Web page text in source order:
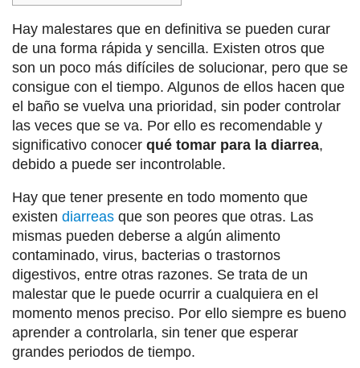
Hay malestares que en definitiva se pueden curar
de una forma rápida y sencilla. Existen otros que
son un poco más difíciles de solucionar, pero que se
consigue con el tiempo. Algunos de ellos hacen que
el baño se vuelva una prioridad, sin poder controlar
las veces que se va. Por ello es recomendable y
significativo conocer qué tomar para la diarrea,
debido a puede ser incontrolable.
Hay que tener presente en todo momento que
existen diarreas que son peores que otras. Las
mismas pueden deberse a algún alimento
contaminado, virus, bacterias o trastornos
digestivos, entre otras razones. Se trata de un
malestar que le puede ocurrir a cualquiera en el
momento menos preciso. Por ello siempre es bueno
aprender a controlarla, sin tener que esperar
grandes periodos de tiempo.